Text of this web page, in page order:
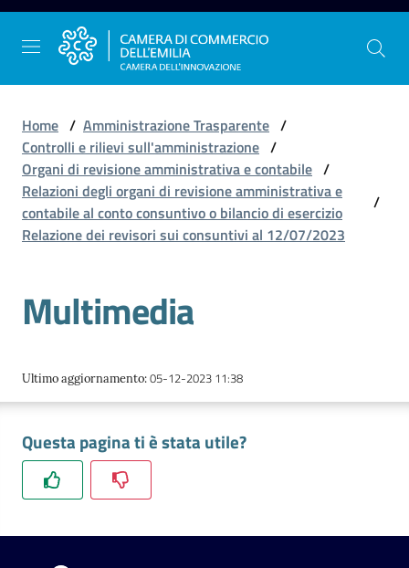
Vai al contenuto
Vai alla navigazione
Vai al footer
La
Camera
dell'Emilia
Gestire
l'impresa
Promuovere
e
il
territorio
Home / Amministrazione Trasparente /
Controlli e rilievi sull'amministrazione /
Organi di revisione amministrativa e contabile /
Relazioni degli organi di revisione amministrativa e
contabile al conto consuntivo o bilancio di esercizio
/
Relazione dei revisori sui consuntivi al 12/07/2023
Multimedia
Ultimo aggiornamento:05-12-2023 11:38
Questa pagina ti è stata utile?